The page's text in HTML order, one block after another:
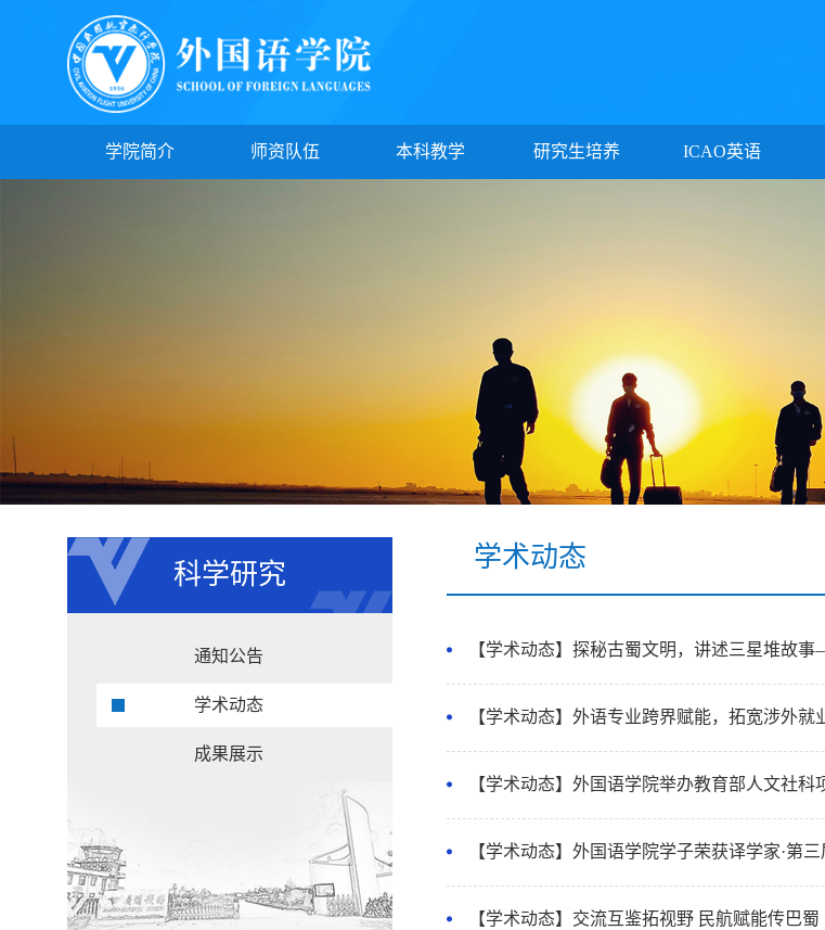
学院简介 师资队伍 本科教学 研究生培养 ICAO英语
科学研究
通知公告
学术动态
成果展示
学术动态
【学术动态】探秘古蜀文明，讲述三星堆故
【学术动态】外语专业跨界赋能，拓宽涉外就
【学术动态】外国语学院举办教育部人文社
【学术动态】外国语学院学子荣获译学家·第
【学术动态】交流互鉴拓视野 民航赋能传巴蜀